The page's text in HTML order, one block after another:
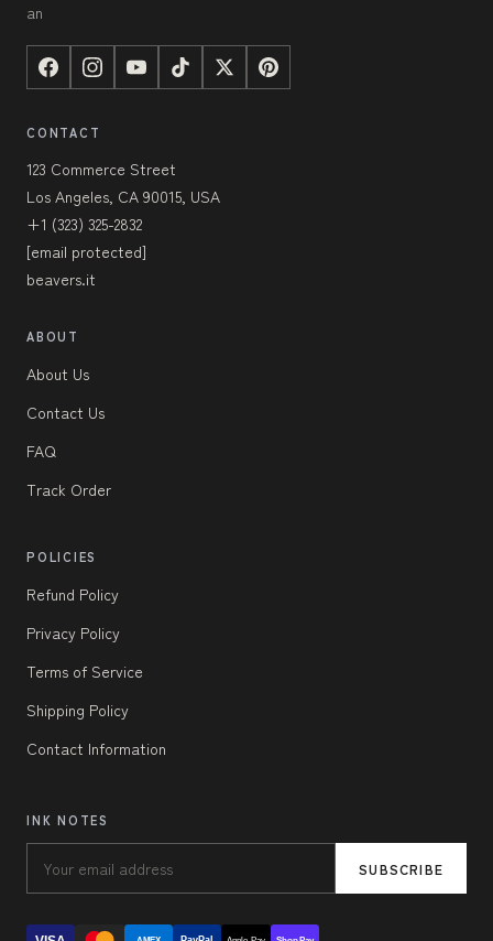
an
CONTACT
123 Commerce Street
Los Angeles, CA 90015, USA
+1 (323) 325-2832
[email protected]
beavers.it
ABOUT
About Us
Contact Us
FAQ
Track Order
POLICIES
Refund Policy
Privacy Policy
Terms of Service
Shipping Policy
Contact Information
INK NOTES
SUBSCRIBE